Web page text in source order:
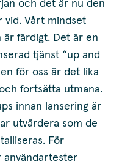
och det är nu den
vid. Vårt mindset
är färdigt. Det är en
tjänst “up and
för oss är det lika
fortsätta utmana.
innan lansering är
utvärdera som de
För
användartester